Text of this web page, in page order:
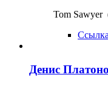
Tom
Ссылка
Денис